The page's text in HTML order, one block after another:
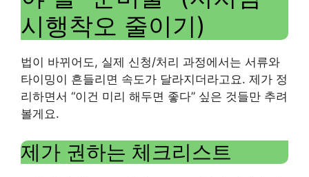
시행착오 줄이기)
법이 바뀌어도, 실제 신청/처리 과정에서는 서류와
타이밍이 흔들리면 속도가 달라지더라고요. 제가 정
리하면서 “이건 미리 해두면 좋다” 싶은 것들만 추려
볼게요.
제가 권하는 체크리스트